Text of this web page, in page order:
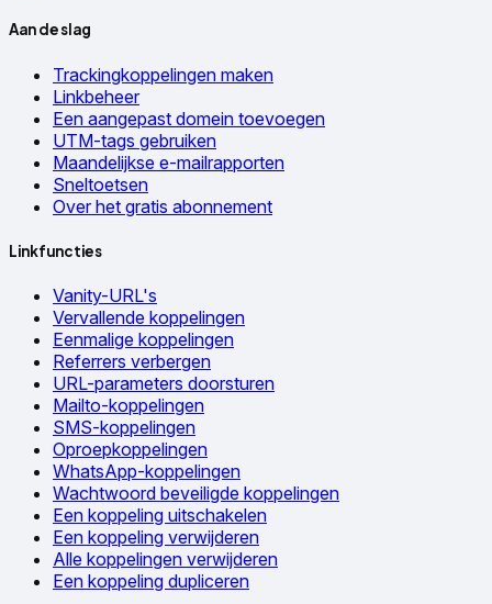
Aan de slag
Trackingkoppelingen maken
Linkbeheer
Een aangepast domein toevoegen
UTM-tags gebruiken
Maandelijkse e-mailrapporten
Sneltoetsen
Over het gratis abonnement
Linkfuncties
Vanity-URL's
Vervallende koppelingen
Eenmalige koppelingen
Referrers verbergen
URL-parameters doorsturen
Mailto-koppelingen
SMS-koppelingen
Oproepkoppelingen
WhatsApp-koppelingen
Wachtwoord beveiligde koppelingen
Een koppeling uitschakelen
Een koppeling verwijderen
Alle koppelingen verwijderen
Een koppeling dupliceren